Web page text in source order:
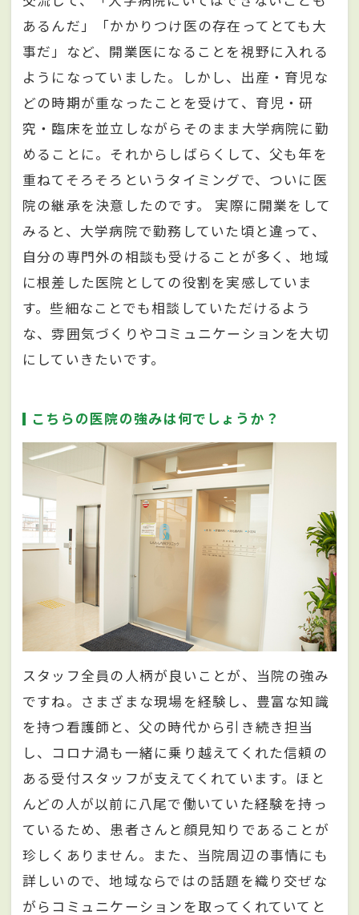
あるんだ」「かかりつけ医の存在ってとても大
事だ」など、開業医になることを視野に入れる
ようになっていました。しかし、出産・育児な
どの時期が重なったことを受けて、育児・研
究・臨床を並立しながらそのまま大学病院に勤
めることに。それからしばらくして、父も年を
重ねてそろそろというタイミングで、ついに医
院の継承を決意したのです。 実際に開業をして
みると、大学病院で勤務していた頃と違って、
自分の専門外の相談も受けることが多く、地域
に根差した医院としての役割を実感していま
す。些細なことでも相談していただけるよう
な、雰囲気づくりやコミュニケーションを大切
にしていきたいです。
こちらの医院の強みは何でしょうか？
スタッフ全員の人柄が良いことが、当院の強み
ですね。さまざまな現場を経験し、豊富な知識
を持つ看護師と、父の時代から引き続き担当
し、コロナ渦も一緒に乗り越えてくれた信頼の
ある受付スタッフが支えてくれています。ほと
んどの人が以前に八尾で働いていた経験を持っ
ているため、患者さんと顔見知りであることが
珍しくありません。また、当院周辺の事情にも
詳しいので、地域ならではの話題を織り交ぜな
がらコミュニケーションを取ってくれていてと